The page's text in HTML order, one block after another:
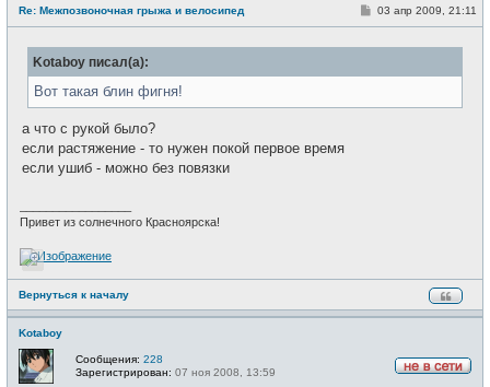
в
с
Re: Межпозвоночная грыжа и велосипед
С
б
е
03 апр 2009, 21:11
Kotaboy писал(а):
Вот такая блин фигня!
а что с рукой было?
если растяжение - то нужен покой первое время
если ушиб - можно без повязки
Привет из солнечного Красноярска!
Вернуться к началу
Kotaboy
Сообщения: 228
Зарегистрирован: 07 ноя 2008, 13:59